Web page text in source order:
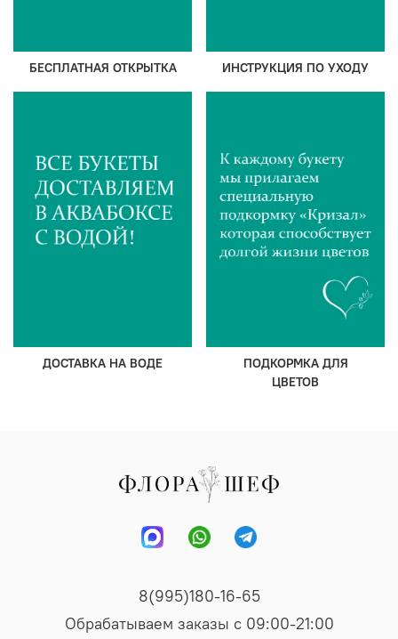
БЕСПЛАТНАЯ ОТКРЫТКА ИНСТРУКЦИЯ ПО УХОДУ
ДОСТАВКА НА ВОДЕ
ПОДКОРМКА ДЛЯ
ЦВЕТОВ
8(995)180-16-65
Обрабатываем заказы с 09:00-21:00